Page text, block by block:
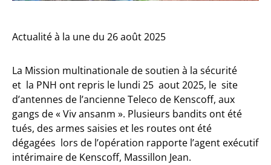
Actualité à la une du 26 août 2025
La Mission multinationale de soutien à la sécurité
et la PNH ont repris le lundi 25 aout 2025, le site
d’antennes de l’ancienne Teleco de Kenscoff, aux
gangs de « Viv ansanm ». Plusieurs bandits ont été
tués, des armes saisies et les routes ont été
dégagées lors de l’opération rapporte l’agent exécutif
intérimaire de Kenscoff, Massillon Jean.